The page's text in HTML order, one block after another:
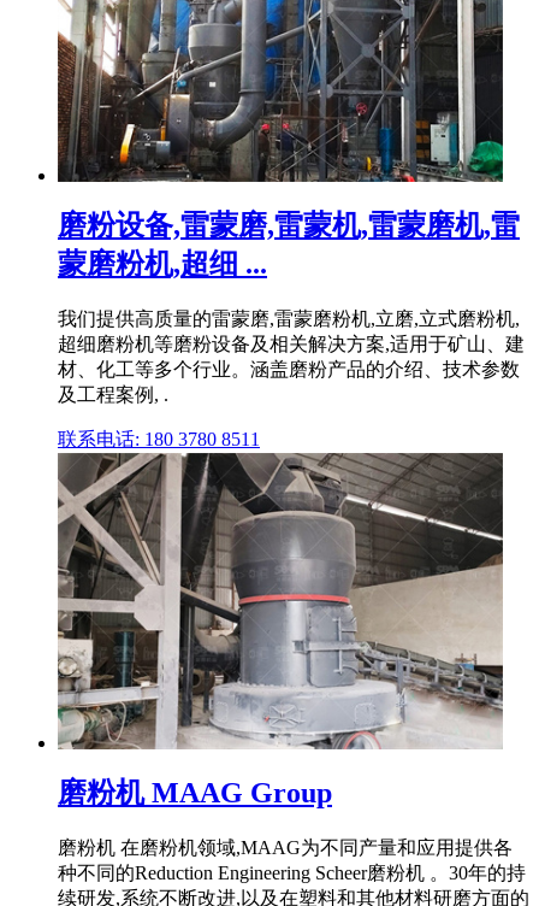
磨粉设备,雷蒙磨,雷蒙机,雷蒙磨机,雷
蒙磨粉机,超细 ...
我们提供高质量的雷蒙磨,雷蒙磨粉机,立磨,立式磨粉机,
超细磨粉机等磨粉设备及相关解决方案,适用于矿山、建
材、化工等多个行业。涵盖磨粉产品的介绍、技术参数
及工程案例, .
联系电话: 180 3780 8511
磨粉机 MAAG Group
磨粉机 在磨粉机领域,MAAG为不同产量和应用提供各
种不同的Reduction Engineering Scheer磨粉机 。30年的持
续研发,系统不断改进,以及在塑料和其他材料研磨方面的